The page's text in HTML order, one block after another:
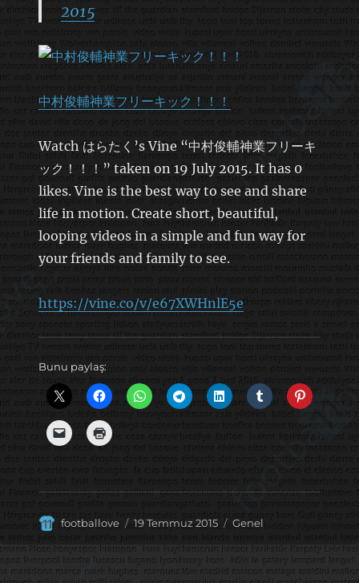
2015
中村俊輔神業フリーキック！！！
Watch はらたく’s Vine “中村俊輔神業フリーキ
ック！！！” taken on 19 July 2015. It has 0
likes. Vine is the best way to see and share
life in motion. Create short, beautiful,
looping videos in a simple and fun way for
your friends and family to see.
https://vine.co/v/e67XWHnlE5e
Bunu paylaş:
Yazar
footballove
Yayın
tarihi
19 Temmuz 2015 Kategoriler
Genel